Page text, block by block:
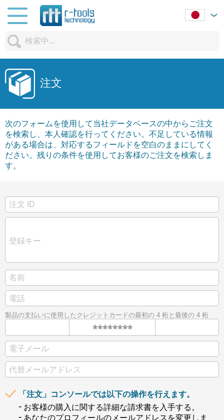
注文
次のフォームを使用して当社データベースの中からご注文
を検索し、本人確認を行ってください。不足している情報
がある場合は、対応するフィールドを空白のままにしてく
ださい。残りの条件を使用してお客様のご注文を検索しま
す。
製品の支払いに使用したクレジットカードの最初の 4 桁と最後の 4 桁
********
「注文」コンソールでは以下の操作を行えます。
お客様の購入に関する詳細な請求書を入手する。
あなたのプロフィールのメールアドレスを変更しま